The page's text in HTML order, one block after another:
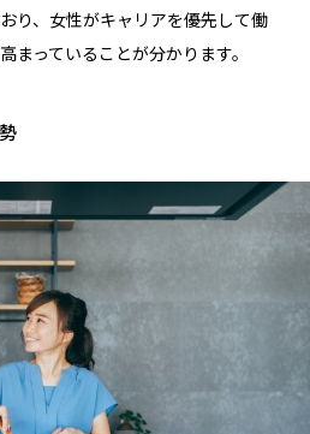
り、女性がキャリアを優先して働
まっていることが分かります。